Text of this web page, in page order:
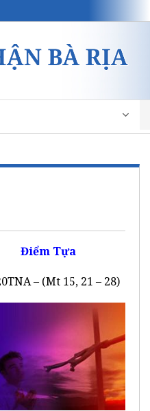
Điểm Tựa
– (Mt 15, 21 – 28)